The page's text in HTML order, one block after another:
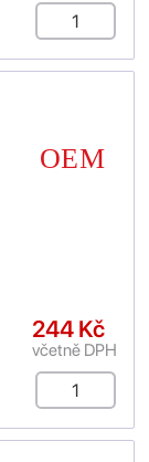
244 Kč
včetně DPH